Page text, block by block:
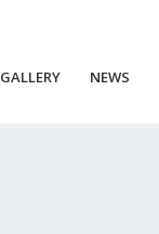
GALLERY NEWS